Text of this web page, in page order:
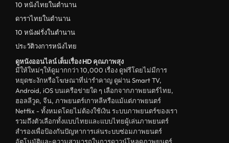
10 หนังไทยในตำนาน
ดาราไทยในตำนาน
10 หนังฝรั่งในตำนาน
ประวัติวงการหนังไทย
ดูหนังออนไลน์ เต็มเรื่อง HD คุณภาพสุง
มีให้ใหม่ๆให้ดูมากกว่า 10,000 เรื่อง ดูฟรีโดยไม่มีการ
หยุดชะงักหรือโฆษณาที่น่ารำคาญ ดูผ่าน Smart TV,
Android, iOS บนเครือข่ายใด ๆ เลือกจากภาพยนตร์ไทย,
ฮอลลีวูด, จีน, ภาพยนตร์เกาหลีหรือแม้แต่ภาพยนตร์
Netflix - ทั้งหมดโดยไม่ต้องใช้เงิน ระบบภาพยนตร์ของเรา
รวมถึงตัวเลือกทั้งแบบไทยและแบบไทยผู้เล่นภาพยนตร์
สำรองเพื่อป้องกันปัญหาการเล่นระบบซ่อมภาพยนตร์